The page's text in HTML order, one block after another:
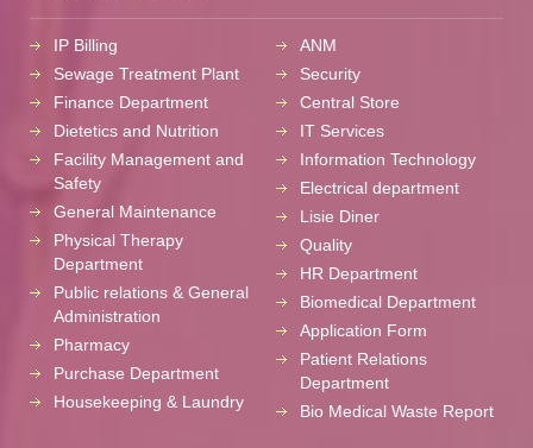
IP Billing
Sewage Treatment Plant
Finance Department
Dietetics and Nutrition
Facility Management and
Safety
General Maintenance
Physical Therapy
Department
Public relations & General
Administration
Pharmacy
Purchase Department
Housekeeping & Laundry
ANM
Security
Central Store
IT Services
Information Technology
Electrical department
Lisie Diner
Quality
HR Department
Biomedical Department
Application Form
Patient Relations
Department
Bio Medical Waste Report